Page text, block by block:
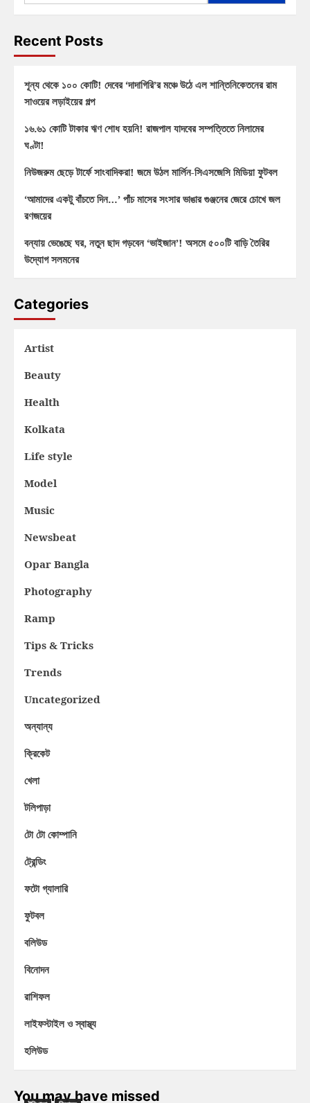
Recent Posts
শূন্য থেকে ১০০ কোটি! দেবের ‘দাদাগিরি’র মঞ্চে উঠে এল শান্তিনিকেতনের রাম
সাওয়ের লড়াইয়ের গল্প
১৬.৬১ কোটি টাকার ঋণ শোধ হয়নি! রাজপাল যাদবের সম্পত্তিতে নিলামের
ঘণ্টা!
নিউজরুম ছেড়ে টার্ফে সাংবাদিকরা! জমে উঠল মার্লিন-সিএসজেসি মিডিয়া ফুটবল
‘আমাদের একটু বাঁচতে দিন…’ পাঁচ মাসের সংসার ভাঙার গুঞ্জনের জেরে চোখে জল
রণজয়ের
বন্যায় ভেঙেছে ঘর, নতুন ছাদ গড়বেন ‘ভাইজান’! অসমে ৫০০টি বাড়ি তৈরির
উদ্যোগ সলমনের
Categories
Artist
Beauty
Health
Kolkata
Life style
Model
Music
Newsbeat
Opar Bangla
Photography
Ramp
Tips & Tricks
Trends
Uncategorized
অন্যান্য
ক্রিকেট
খেলা
টলিপাড়া
টো টো কোম্পানি
ট্রেন্ডিং
ফটো গ্যালারি
ফুটবল
বলিউড
বিনোদন
রাশিফল
লাইফস্টাইল ও স্বাস্থ্য
হলিউড
You may have missed